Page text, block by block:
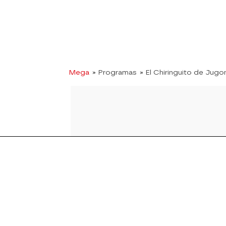
Mega » Programas » El Chiringuito de